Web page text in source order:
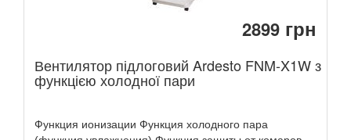
2899 грн
Вентилятор підлоговий Ardesto FNM-X1W з
функцією холодної пари
Функция ионизации Функция холодного пара